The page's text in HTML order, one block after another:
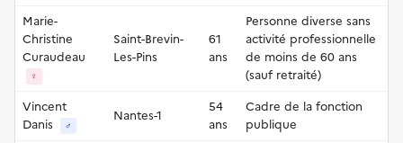
Marie-
Christine
Curaudeau
♀
Saint-Brevin-
Les-Pins
61
ans
Personne diverse sans
activité professionnelle
de moins de 60 ans
(sauf retraité)
Vincent
Danis
♂
Nantes-1
54
ans
Cadre de la fonction
publique